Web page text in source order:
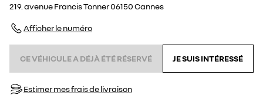
219. avenue Francis Tonner06150Cannes
Afficher le numéro
CE VÉHICULE A DÉJÀ ÉTÉ RÉSERVÉ JE SUIS INTÉRESSÉ
Estimer mes frais de livraison